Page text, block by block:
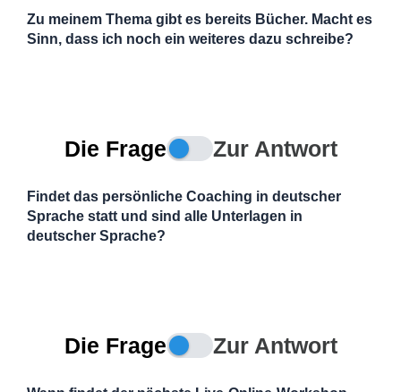
Zu meinem Thema gibt es bereits Bücher. Macht es
Sinn, dass ich noch ein weiteres dazu schreibe?
Die Frage Zur Antwort
Findet das persönliche Coaching in deutscher
Sprache statt und sind alle Unterlagen in
deutscher Sprache?
Die Frage Zur Antwort